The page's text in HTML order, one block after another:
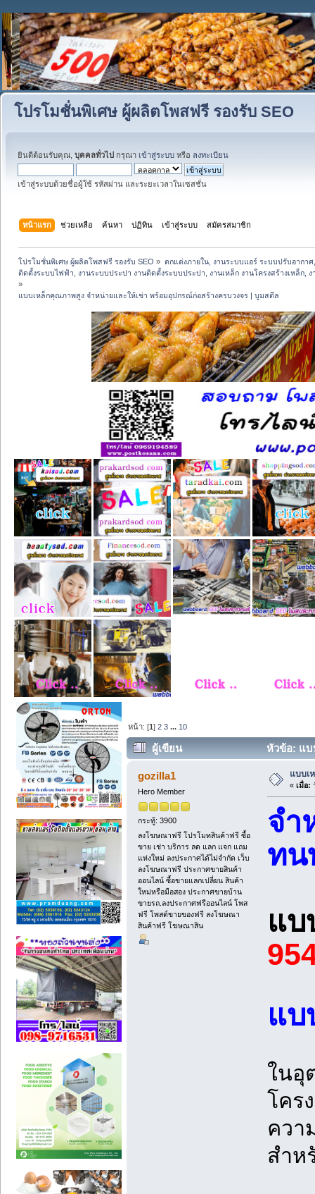
โปรโมชั่นพิเศษ ผู้ผลิตโพสฟรี รองรับ SEO
ยินดีต้อนรับคุณ, บุคคลทั่วไป กรุณา เข้าสู่ระบบ หรือ ลงทะเบียน
เข้าสู่ระบบด้วยชื่อผู้ใช้ รหัสผ่าน และระยะเวลาในเซสชั่น
หน้าแรก ช่วยเหลือ ค้นหา ปฏิทิน เข้าสู่ระบบ สมัครสมาชิก
โปรโมชั่นพิเศษ ผู้ผลิตโพสฟรี รองรับ SEO » ตกแต่งภายใน, งานระบบแอร์ ระบบปรับอากา
ติดตั้งระบบไฟฟ้า, งานระบบประปา งานติดตั้งระบบประปา, งานเหล็ก งานโครงสร้างเหล็ก
»
แบบเหล็กคุณภาพสูง จำหน่ายและให้เช่า พร้อมอุปกรณ์ก่อสร้างครบวงจร | บูมสตีล
หน้า: [1]2 3 ... 10
ผู้เขียน หัวข้อ: แบ
gozilla1
Hero Member
กระทู้: 3900
ลงโฆษณาฟรี โปรโมทสินค้าฟรี ซื้อ
ขาย เช่า บริการ ลด แลก แจก แถม
แห่งใหม่ ลงประกาศได้ไม่จำกัด เว็บ
ลงโฆษณาฟรี ประกาศขายสินค้า
ออนไลน์ ซื้อขายแลกเปลี่ยน สินค้า
ใหม่หรือมือสอง ประกาศขายบ้าน
ขายรถ.ลงประกาศฟรีออนไลน์ โพส
ฟรี โพสต์ขายของฟรี ลงโฆษณา
สินค้าฟรี โฆษณาสิน
แบบเ
« เมื่อ:
จำ
ทน
แบ
แบ
ในอุ
โคร
ควา
สำห